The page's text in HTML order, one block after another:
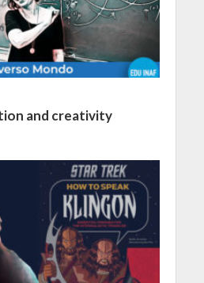
and creativity